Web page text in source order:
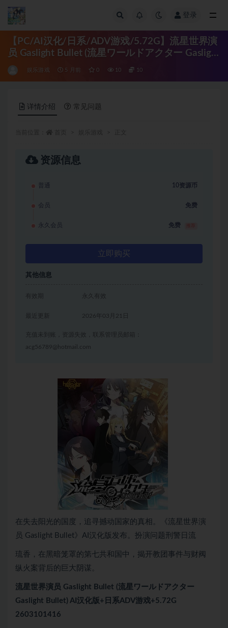
登录
【PC/AI汉化/日系/ADV游戏/5.72G】流星世界演
员 Gaslight Bullet (流星ワールドアクター Gaslight
Bullet) AI汉化版+日系ADV游戏+5.72G
娱乐游戏 5 月前 0 10 10
详情介绍 常见问题
资源信息
普通 10资源币
会员 免费
永久会员 免费
立即购买
其他信息
有效期 永久有效
2026年03月21日
充值未到账，资源失效，联系管理员邮箱：
acg56789@hotmail.com
在失去阳光的国度，追寻撼动国家的真相。《流星世界演
员 Gaslight Bullet》AI汉化版发布。扮演问题刑警日流
琉香，在黑暗笼罩的第七共和国中，揭开教团事件与财阀
纵火案背后的巨大阴谋。
流星世界演员 Gaslight Bullet (流星ワールドアクター
Gaslight Bullet) AI汉化版+日系ADV游戏+5.72G
2603101416